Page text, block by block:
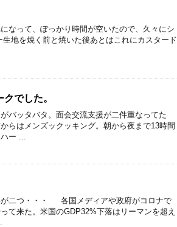
なって、ぽっかり時間が空いたので、久々にシ
地を焼く前と焼いた後あとはこれにカスタード
でした。
バッタバタ。面会交流支援が二件重なってた
らはメンズックッキング。朝から夜まで13時間
ー ...
が二つ・・・ 各国メディアや政府がコロナで
て来た。米国のGDP32%下落はリーマンを超え